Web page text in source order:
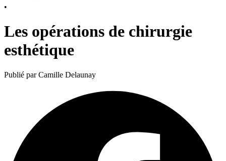
•
Les opérations de chirurgie
esthétique
Publié par Camille Delaunay